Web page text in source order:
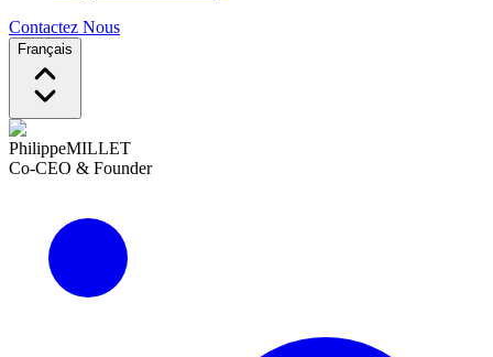
Contactez Nous
Français
PhilippeMILLET
Co-CEO & Founder